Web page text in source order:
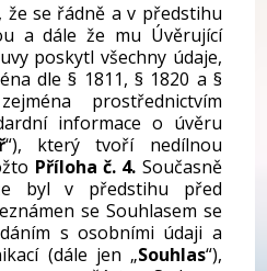
že se řádně a v předstihu
a dále že mu Úvěrující
poskytl všechny údaje,
dle § 1811, § 1820 a §
prostřednictvím
informace o úvěru
“), který tvoří nedílnou
Příloha č. 4. Současně
byl v předstihu před
se Souhlasem se
s osobními údaji a
(dále jen „Souhlas“),